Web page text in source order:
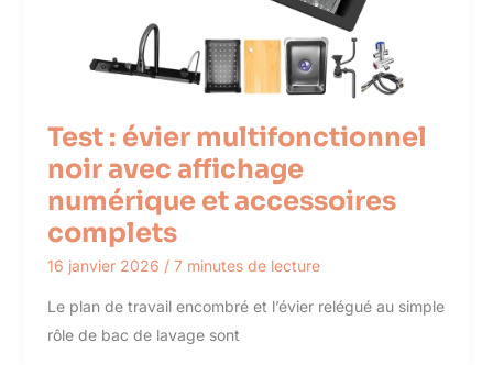
Test : évier multifonctionnel
noir avec affichage
numérique et accessoires
complets
16 janvier 2026 / 7 minutes de lecture
Le plan de travail encombré et l’évier relégué au simple
rôle de bac de lavage sont